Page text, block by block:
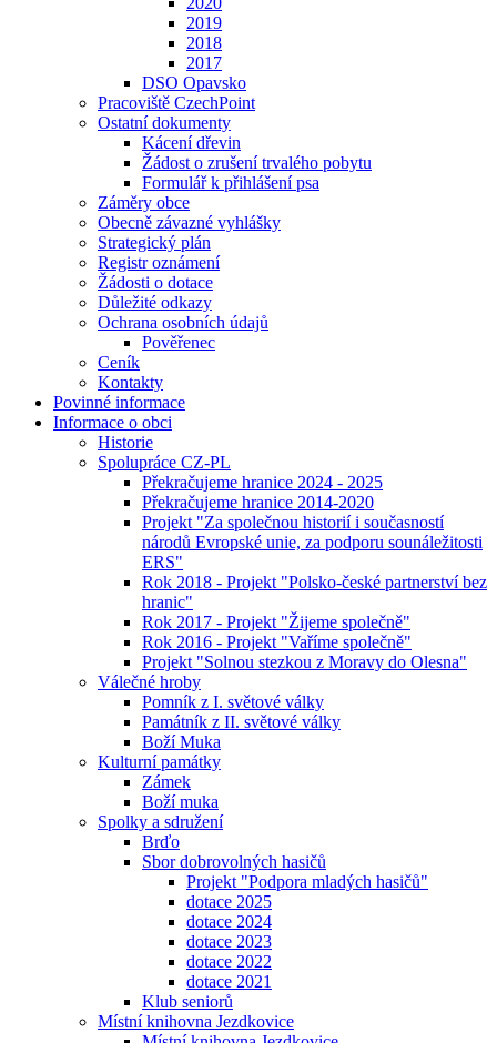
2019
2018
2017
DSO Opavsko
Pracoviště CzechPoint
Ostatní dokumenty
Kácení dřevin
Žádost o zrušení trvalého pobytu
Formulář k přihlášení psa
Záměry obce
Obecně závazné vyhlášky
Strategický plán
Registr oznámení
Žádosti o dotace
Důležité odkazy
Ochrana osobních údajů
Pověřenec
Ceník
Kontakty
Povinné informace
Informace o obci
Historie
Spolupráce CZ-PL
Překračujeme hranice 2024 - 2025
Překračujeme hranice 2014-2020
Projekt "Za společnou historií i současností
národů Evropské unie, za podporu sounáležitosti
ERS"
Rok 2018 - Projekt "Polsko-české partnerství bez
hranic"
Rok 2017 - Projekt "Žijeme společně"
Rok 2016 - Projekt "Vaříme společně"
Projekt "Solnou stezkou z Moravy do Olesna"
Válečné hroby
Pomník z I. světové války
Památník z II. světové války
Boží Muka
Kulturní památky
Zámek
Boží muka
Spolky a sdružení
Brďo
Sbor dobrovolných hasičů
Projekt "Podpora mladých hasičů"
dotace 2025
dotace 2024
dotace 2023
dotace 2022
dotace 2021
Klub seniorů
Místní knihovna Jezdkovice